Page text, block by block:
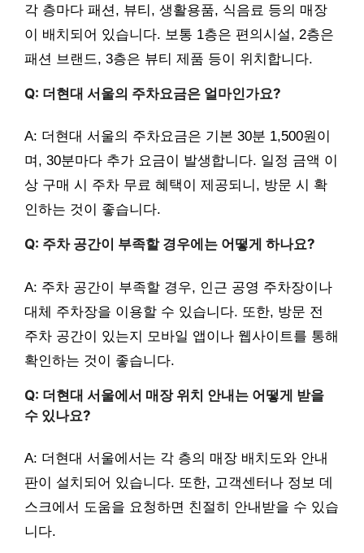
각 층마다 패션, 뷰티, 생활용품, 식음료 등의 매장
이 배치되어 있습니다. 보통 1층은 편의시설, 2층은
패션 브랜드, 3층은 뷰티 제품 등이 위치합니다.
Q: 더현대 서울의 주차요금은 얼마인가요?
A: 더현대 서울의 주차요금은 기본 30분 1,500원이
며, 30분마다 추가 요금이 발생합니다. 일정 금액 이
상 구매 시 주차 무료 혜택이 제공되니, 방문 시 확
인하는 것이 좋습니다.
Q: 주차 공간이 부족할 경우에는 어떻게 하나요?
A: 주차 공간이 부족할 경우, 인근 공영 주차장이나
대체 주차장을 이용할 수 있습니다. 또한, 방문 전
주차 공간이 있는지 모바일 앱이나 웹사이트를 통해
확인하는 것이 좋습니다.
Q: 더현대 서울에서 매장 위치 안내는 어떻게 받을
수 있나요?
A: 더현대 서울에서는 각 층의 매장 배치도와 안내
판이 설치되어 있습니다. 또한, 고객센터나 정보 데
스크에서 도움을 요청하면 친절히 안내받을 수 있습
니다.